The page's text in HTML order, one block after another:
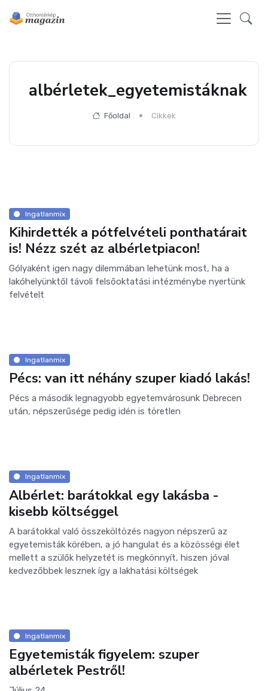
albérletek_egyetemistáknak
Főoldal Cikkek
Ingatlanmix
Kihirdették a pótfelvételi ponthatárait
is! Nézz szét az albérletpiacon!
Gólyaként igen nagy dilemmában lehetünk most, ha a
lakóhelyünktől távoli felsőoktatási intézménybe nyertünk
felvételt
Ingatlanmix
Pécs: van itt néhány szuper kiadó lakás!
Pécs a második legnagyobb egyetemvárosunk Debrecen
után, népszerűsége pedig idén is töretlen
Ingatlanmix
Albérlet: barátokkal egy lakásba -
kisebb költséggel
A barátokkal való összeköltözés nagyon népszerű az
egyetemisták körében, a jó hangulat és a közösségi élet
mellett a szülők helyzetét is megkönnyít, hiszen jóval
kedvezőbbek lesznek így a lakhatási költségek
Ingatlanmix
Egyetemisták figyelem: szuper
albérletek Pestről!